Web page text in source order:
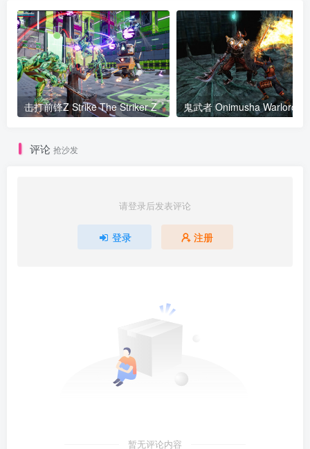
击打前锋Z Strike The Striker Z
评论 抢沙发
请登录后发表评论
登录 注册
暂无评论内容